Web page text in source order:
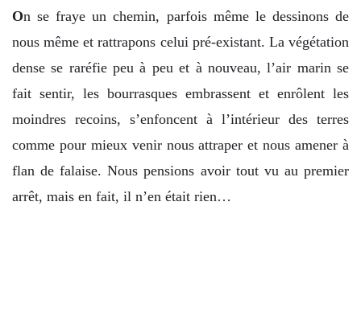
On se fraye un chemin, parfois même le dessinons de
nous même et rattrapons celui pré-existant. La végétation
dense se raréfie peu à peu et à nouveau, l’air marin se
fait sentir, les bourrasques embrassent et enrôlent les
moindres recoins, s’enfoncent à l’intérieur des terres
comme pour mieux venir nous attraper et nous amener à
flan de falaise. Nous pensions avoir tout vu au premier
arrêt, mais en fait, il n’en était rien…